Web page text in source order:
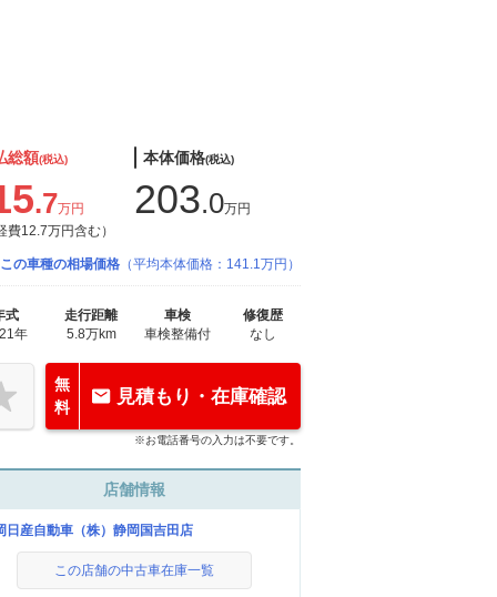
総額(税込)
.7万円
費12.7万円含む）
本体価格(税込)
203.0万円
この車種の相場価格 （平均本体価格：141.1万円）
式
年
走行距離
5.8万km
車検
車検整備付
修復歴
なし
無
料
見積もり・在庫確認
※お電話番号の入力は不要です。
店舗情報
日産自動車（株）静岡国吉田店
この店舗の中古車在庫一覧